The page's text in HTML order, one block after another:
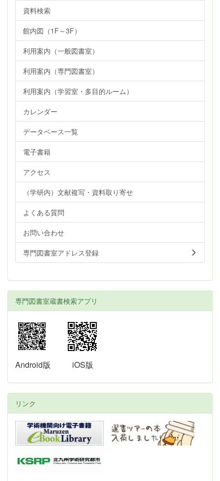
資料検索
館内図（1F～3F）
利用案内（一般図書室）
利用案内（専門図書室）
利用案内（学習室・多目的ルーム）
カレンダー
データベース一覧
電子書籍
アクセス
（学研内）文献複写・資料取り寄せ
よくある質問
お問い合わせ
専門図書室アドレス登録
専門図書室蔵書検索アプリ
Android版 iOS版
リンク